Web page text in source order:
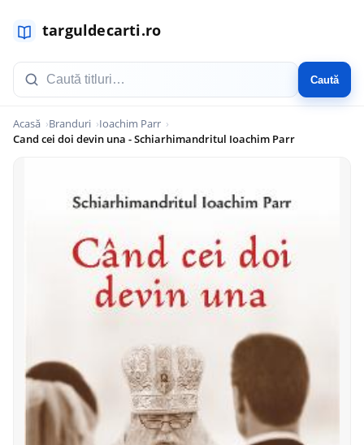
Caută
Acasă Branduri
Ioachim Parr
Cand cei doi devin una - Schiarhimandritul Ioachim Parr